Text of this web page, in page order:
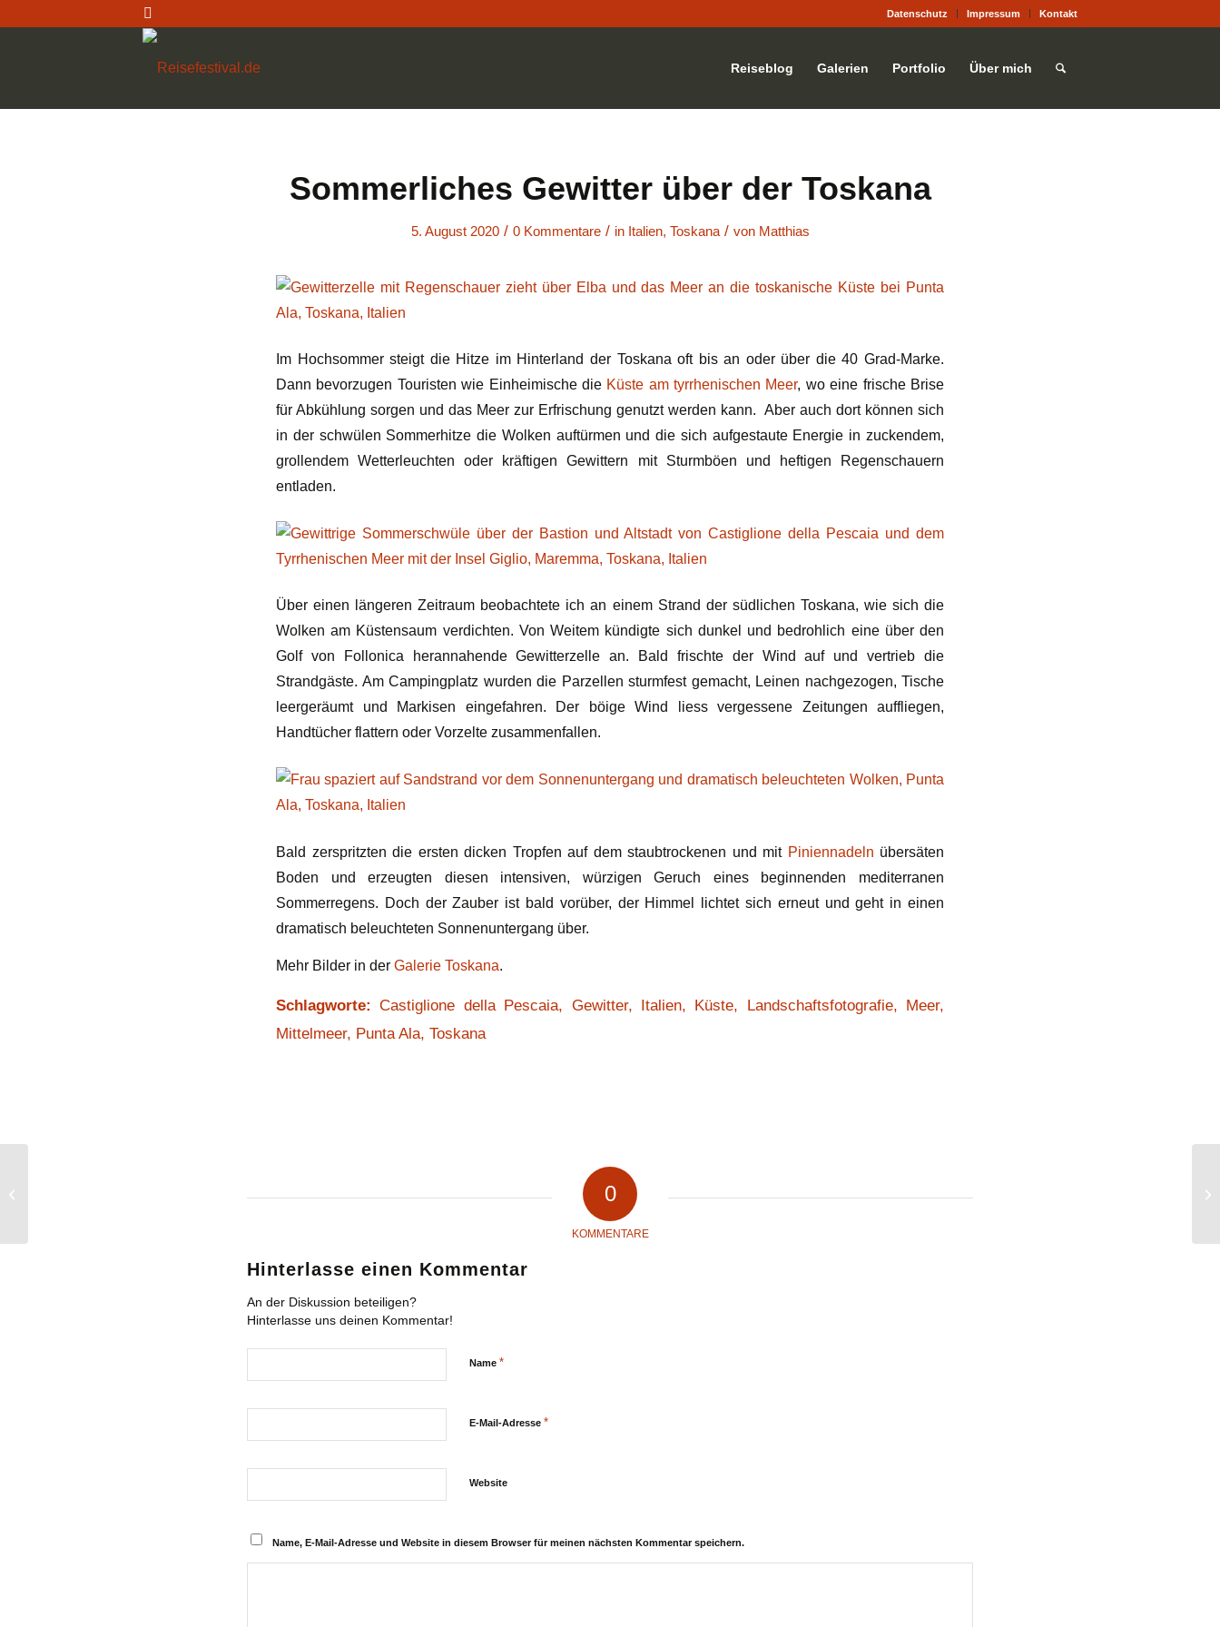
Datenschutz Impressum Kontakt
Reiseblog Galerien Portfolio Über mich
Sommerliches Gewitter über der Toskana
5. August 2020 / 0 Kommentare / in Italien, Toskana / von Matthias
Im Hochsommer steigt die Hitze im Hinterland der Toskana oft bis an oder über die 40 Grad-Marke.
Dann bevorzugen Touristen wie Einheimische die Küste am tyrrhenischen Meer, wo eine frische Brise
für Abkühlung sorgen und das Meer zur Erfrischung genutzt werden kann. Aber auch dort können sich
in der schwülen Sommerhitze die Wolken auftürmen und die sich aufgestaute Energie in zuckendem,
grollendem Wetterleuchten oder kräftigen Gewittern mit Sturmböen und heftigen Regenschauern
entladen.
Über einen längeren Zeitraum beobachtete ich an einem Strand der südlichen Toskana, wie sich die
Wolken am Küstensaum verdichten. Von Weitem kündigte sich dunkel und bedrohlich eine über den
Golf von Follonica herannahende Gewitterzelle an. Bald frischte der Wind auf und vertrieb die
Strandgäste. Am Campingplatz wurden die Parzellen sturmfest gemacht, Leinen nachgezogen, Tische
leergeräumt und Markisen eingefahren. Der böige Wind liess vergessene Zeitungen auffliegen,
Handtücher flattern oder Vorzelte zusammenfallen.
Bald zerspritzten die ersten dicken Tropfen auf dem staubtrockenen und mit Piniennadeln übersäten
Boden und erzeugten diesen intensiven, würzigen Geruch eines beginnenden mediterranen
Sommerregens. Doch der Zauber ist bald vorüber, der Himmel lichtet sich erneut und geht in einen
dramatisch beleuchteten Sonnenuntergang über.
Mehr Bilder in der Galerie Toskana.
Schlagworte: Castiglione della Pescaia, Gewitter, Italien, Küste, Landschaftsfotografie, Meer,
Mittelmeer, Punta Ala, Toskana
0
KOMMENTARE
Hinterlasse einen Kommentar
An der Diskussion beteiligen?
Hinterlasse uns deinen Kommentar!
Name *
E-Mail-Adresse *
Website
Name, E-Mail-Adresse und Website in diesem Browser für meinen nächsten Kommentar speichern.